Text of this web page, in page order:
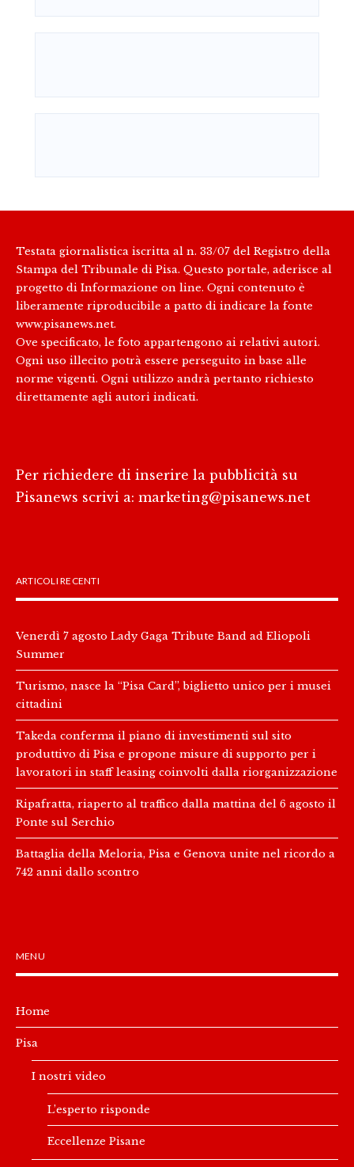
Testata giornalistica iscritta al n. 33/07 del Registro della
Stampa del Tribunale di Pisa. Questo portale, aderisce al
progetto di Informazione on line. Ogni contenuto è
liberamente riproducibile a patto di indicare la fonte
www.pisanews.net.
Ove specificato, le foto appartengono ai relativi autori.
Ogni uso illecito potrà essere perseguito in base alle
norme vigenti. Ogni utilizzo andrà pertanto richiesto
direttamente agli autori indicati.
Per richiedere di inserire la pubblicità su
Pisanews scrivi a: marketing@pisanews.net
ARTICOLI RECENTI
Venerdì 7 agosto Lady Gaga Tribute Band ad Eliopoli
Summer
Turismo, nasce la “Pisa Card”, biglietto unico per i musei
cittadini
Takeda conferma il piano di investimenti sul sito
produttivo di Pisa e propone misure di supporto per i
lavoratori in staff leasing coinvolti dalla riorganizzazione
Ripafratta, riaperto al traffico dalla mattina del 6 agosto il
Ponte sul Serchio
Battaglia della Meloria, Pisa e Genova unite nel ricordo a
742 anni dallo scontro
MENU
Home
Pisa
I nostri video
L’esperto risponde
Eccellenze Pisane